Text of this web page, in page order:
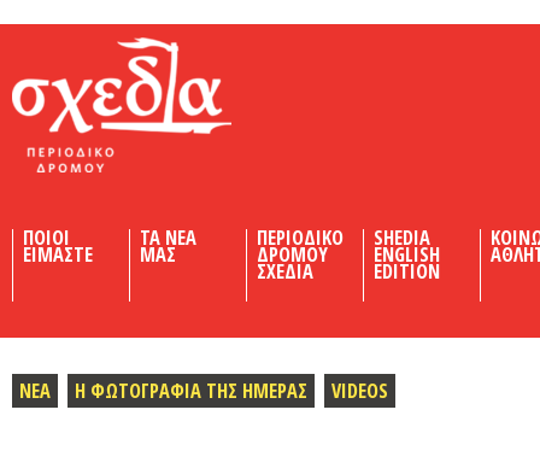
ΠΟΙΟΙ
ΕΙΜΑΣΤΕ
ΤΑ ΝΕΑ
ΜΑΣ
ΠΕΡΙΟΔΙΚΟ
ΔΡΟΜΟΥ
ΣΧΕΔΙΑ
SHEDIA
ENGLISH
EDITION
ΝΕΑ Η ΦΩΤΟΓΡΑΦΙΑ ΤΗΣ ΗΜΕΡΑΣ VIDEOS